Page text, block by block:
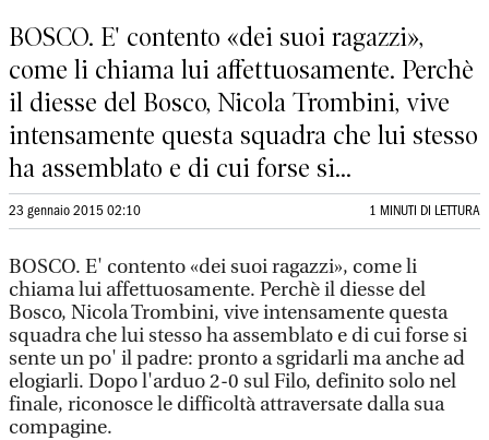
BOSCO. E' contento «dei suoi ragazzi»,
come li chiama lui affettuosamente. Perchè
il diesse del Bosco, Nicola Trombini, vive
intensamente questa squadra che lui stesso
ha assemblato e di cui forse si...
23 gennaio 2015 02:10 1 MINUTI DI LETTURA
BOSCO. E' contento «dei suoi ragazzi», come li
chiama lui affettuosamente. Perchè il diesse del
Bosco, Nicola Trombini, vive intensamente questa
squadra che lui stesso ha assemblato e di cui forse si
sente un po' il padre: pronto a sgridarli ma anche ad
elogiarli. Dopo l'arduo 2-0 sul Filo, definito solo nel
finale, riconosce le difficoltà attraversate dalla sua
compagine.